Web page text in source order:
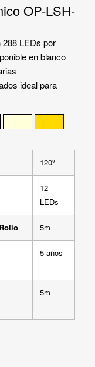
OP-LSH-
LEDs por
en blanco
ideal para
120º
12
LEDs
5m
5 años
5m